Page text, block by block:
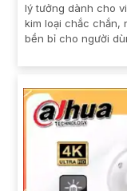
lý tưởng dành cho
kim loại chắc chắn,
bền bỉ cho người